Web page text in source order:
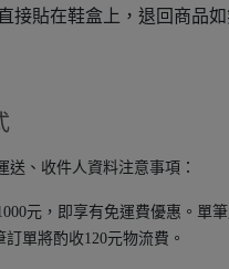
接貼在鞋盒上，退回商品
送、收件人資料注意事項：
元，即享有免運費優惠。單
單將酌收120元物流費。